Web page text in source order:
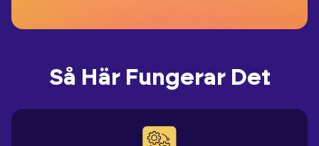
Så Här Fungerar Det